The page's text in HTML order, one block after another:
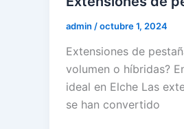
admin /octubre 1, 2024
Extensiones de
volumen o híbridas?
ideal en Elche Las
se han convertido